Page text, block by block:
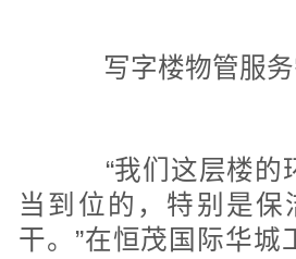
写字楼物管服务
“我们这层楼的
当到位的，特别是
干。”在恒茂国际华